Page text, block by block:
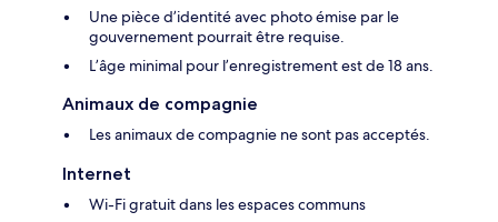
Une pièce d’identité avec photo émise par le
gouvernement pourrait être requise.
L’âge minimal pour l’enregistrement est de 18 ans.
Animaux de compagnie
Les animaux de compagnie ne sont pas acceptés.
Internet
Wi-Fi gratuit dans les espaces communs